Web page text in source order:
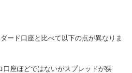
ード口座と比べて以下の点が異なりま
口座ほどではないがスプレッドが狭